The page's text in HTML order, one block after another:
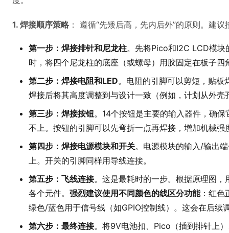
1. 焊接顺序策略 ： 遵循“先矮后高，先内后外”的原则。建
第一步：焊接排针和尼龙柱。先将Pico和I2C LCD模块
时，将四个尼龙柱的底座（或螺母）用胶固定在板子四
第二步：焊接电阻和LED。电阻的引脚可以剪短，贴板
焊接后将其高度调整到与设计一致（例如，计划从外壳
第三步：焊接按钮。14个按钮是主要的输入器件，确
不上。按钮的引脚可以先弯折一点再焊接，增加机械强
第四步：焊接电源模块和开关。电源模块的输入/输出
上。开关的引脚同样用导线连接。
第五步：飞线连接。这是最耗时的一步。根据原理图
各个元件。 强烈建议使用不同颜色的线区分功能：红色
绿色/蓝色用于信号线（如GPIO控制线）。这会在后续
第六步：最终连接。将9V电池扣、Pico（插到排针上